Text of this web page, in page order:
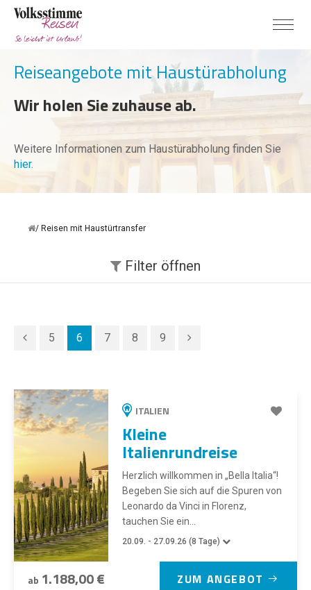
Reiseangebote mit Haustürabholung
Wir holen Sie zuhause ab.
Weitere Informationen zum Haustürabholung finden Sie
hier.
Reisen mit Haustürtransfer
5 6 7 8 9
ITALIEN
Kleine
Italienrundreise
Herzlich willkommen in „Bella Italia“!
Begeben Sie sich auf die Spuren von
Leonardo da Vinci in Florenz,
tauchen Sie ein...
20.09. - 27.09.26 (8 Tage)
ab 1.188,00 € ZUM ANGEBOT
Filter öffnen